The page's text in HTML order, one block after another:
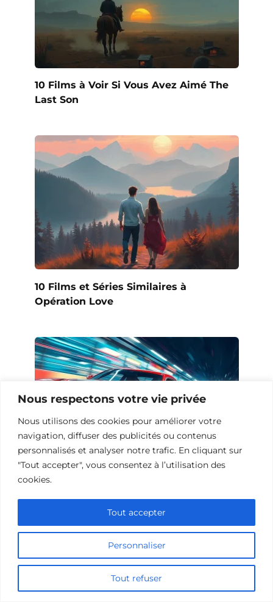
Nous respectons votre vie privée
Nous utilisons des cookies pour améliorer votre
navigation, diffuser des publicités ou contenus
personnalisés et analyser notre trafic. En cliquant sur
"Tout accepter", vous consentez à l’utilisation des
cookies.
Personnaliser
Tout refuser
Tout accepter
10 Films à Voir Si Vous Avez Aimé The
Last Son
10 Films et Séries Similaires à
Opération Love
pour les Fans de Vitesse
Ajouter un commentaire
Name